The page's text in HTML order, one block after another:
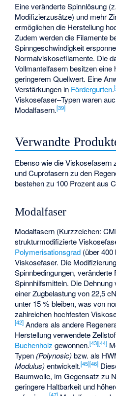
Eine veränderte Spinnlösung
Modifizierzusätze) und mehr
ermöglichen die Herstellung
Zudem werden die Filamente
Spinngeschwindigkeit
Normalviskosefilamente. Die
Vollmantelfasern besitzen eine
geringerem Quellwert. Eine
Verstärkungen in Fördergurten.[
Viskosefaser–Typen waren
Modalfasern.[39]
Verwandte
Ebenso wie die Viskosefasern
und Cuprofasern zu den
bestehen zu 100 Prozent aus
Modalfaser
Modalfasern (Kurzzeichen:
strukturmodifizierte
Polymerisationsgrad (über 400
Viskosefaser. Die
Spinnbedingungen, veränderte
Spinnhilfsmitteln. Die
einer Zugbelastung von 22,5
unter 15 % bleiben, was von
zahlreichen hochfesten
[42] Anders als andere
Herstellung verwendete
Buchenholz gewonnen.[43][44]
Typen (Polynosic)bzw. als
Modulus)entwickelt.[45][46]
Baumwolle, im Gegensatz zu
geringere Haltbarkeit und